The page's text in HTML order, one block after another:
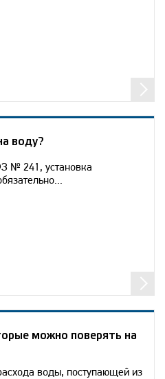
воду?
№ 241, установка
можно поверять на
воды, поступающей из